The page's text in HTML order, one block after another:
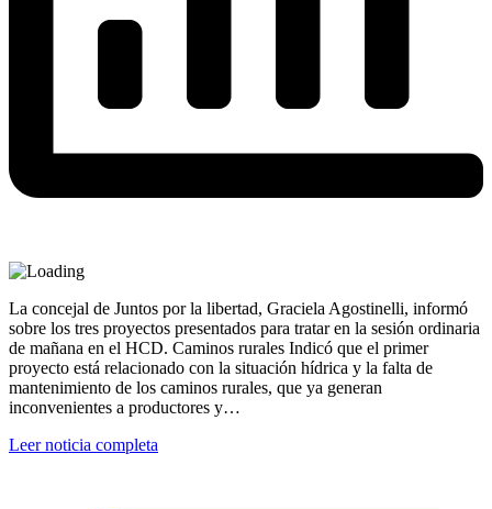
La concejal de Juntos por la libertad, Graciela Agostinelli, informó
sobre los tres proyectos presentados para tratar en la sesión ordinaria
de mañana en el HCD. Caminos rurales Indicó que el primer
proyecto está relacionado con la situación hídrica y la falta de
mantenimiento de los caminos rurales, que ya generan
inconvenientes a productores y…
Leer noticia completa